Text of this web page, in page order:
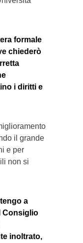
formale
chiederò
i diritti e
il grande
e per
non si
tengo a
Consiglio
inoltrato,